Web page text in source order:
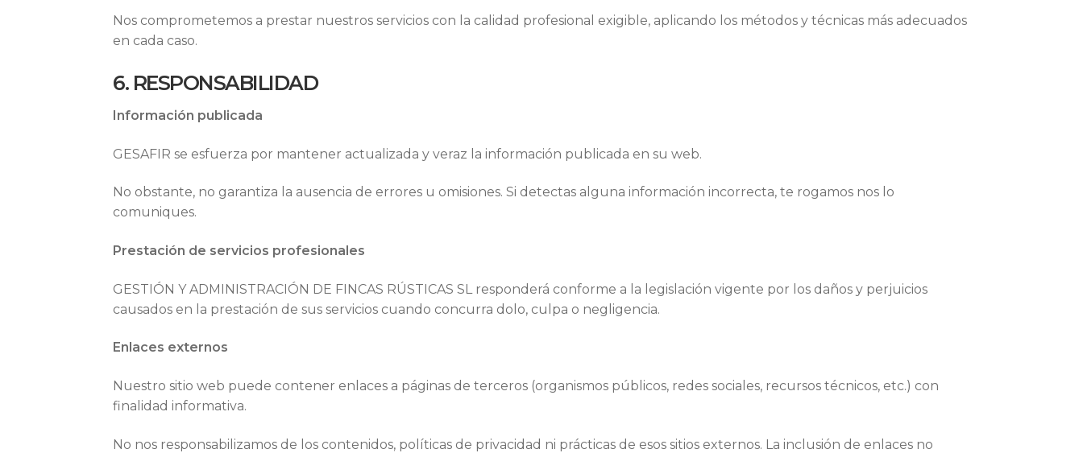
Nos comprometemos a prestar nuestros servicios con la calidad profesional exigible, aplicando los métodos y técnicas más adecuados
en cada caso.
6. RESPONSABILIDAD
Información publicada
GESAFIR se esfuerza por mantener actualizada y veraz la información publicada en su web.
No obstante, no garantiza la ausencia de errores u omisiones. Si detectas alguna información incorrecta, te rogamos nos lo
comuniques.
Prestación de servicios profesionales
GESTIÓN Y ADMINISTRACIÓN DE FINCAS RÚSTICAS SL responderá conforme a la legislación vigente por los daños y perjuicios
causados en la prestación de sus servicios cuando concurra dolo, culpa o negligencia.
Enlaces externos
Nuestro sitio web puede contener enlaces a páginas de terceros (organismos públicos, redes sociales, recursos técnicos, etc.) con
finalidad informativa.
No nos responsabilizamos de los contenidos, políticas de privacidad ni prácticas de esos sitios externos. La inclusión de enlaces no